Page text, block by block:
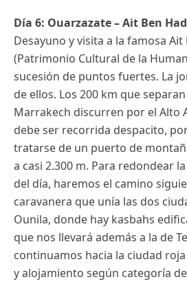
Día 6: Ouarzazate – Ait Ben
Desayuno y visita a la famosa Ait
(Patrimonio Cultural de la
sucesión de puntos fuertes. La
de ellos. Los 200 km que
Marrakech discurren por el Alto
debe ser recorrida despacito,
tratarse de un puerto de
a casi 2.300 m. Para redondear
del día, haremos el camino
caravanera que unía las dos
Ounila, donde hay kasbahs
que nos llevará además a la de
continuamos hacia la ciudad
y alojamiento según categoría